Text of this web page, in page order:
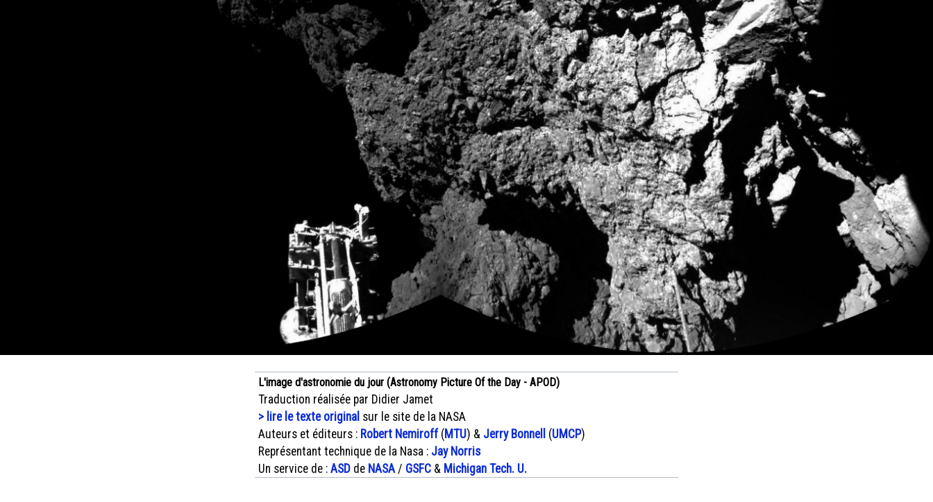
L'image d'astronomie du jour (Astronomy Picture Of the Day - APOD)
Traduction réalisée par Didier Jamet
> lire le texte original sur le site de la NASA
Auteurs et éditeurs : Robert Nemiroff(MTU) & Jerry Bonnell (UMCP)
Représentant technique de la Nasa : Jay Norris
Un service de : ASD de NASA / GSFC & Michigan Tech. U.